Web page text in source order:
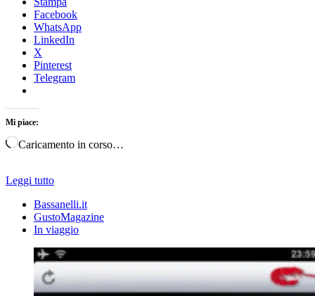
Facebook
WhatsApp
LinkedIn
X
Pinterest
Telegram
Mi piace:
Caricamento in corso…
Leggi tutto
Bassanelli.it
GustoMagazine
In viaggio